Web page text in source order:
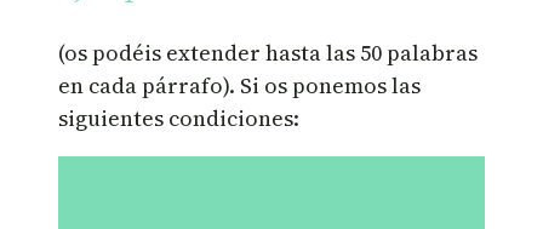
(os podéis extender hasta las 50 palabras
en cada párrafo). Si os ponemos las
siguientes condiciones: